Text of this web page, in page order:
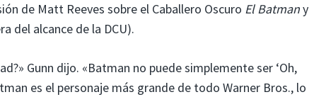
de Matt Reeves sobre el Caballero Oscuro El Batmany
del alcance de la DCU).
Gunn dijo. «Batman no puede simplemente ser ‘Oh,
es el personaje más grande de todo Warner Bros., lo